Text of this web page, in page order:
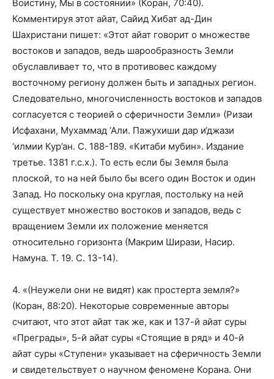
Воистину, Мы в состоянии» (Коран, 70:40).
Комментируя этот айат, Сайид Хибат ад-Дин
Шахристани пишет: «Этот айат говорит о множестве
востоков и западов, ведь шарообразность Земли
обуславливает то, что в противовес каждому
восточному региону должен быть и западных регион.
Следовательно, многочисленность востоков и западов
согласуется с теорией о сферичности Земли» (Ризаи
Исфахани, Мухаммад ‘Али. Пажухиши дар и‘джази
‘илмии Кур’ан. С. 188-189. «Китаби мубин». Издание
третье. 1381 г.с.х.). То есть если бы Земля была
плоской, то на ней было бы всего один Восток и один
Запад. Но поскольку она круглая, постольку на ней
существует множество востоков и западов, ведь с
вращением Земли их положение меняется
относительно горизонта (Макрим Ширази, Насир.
Намуна. Т. 19. С. 13-14).
4. «(Неужели они не видят) как простерта земля?»
(Коран, 88:20). Некоторые современные авторы
считают, что этот айат так же, как и 137-й айат суры
«Преграды», 5-й айат суры «Стоящие в ряд» и 40-й
айат суры «Ступени» указывает на сферичность Земли
и свидетельствует о научном феномене Корана. Они